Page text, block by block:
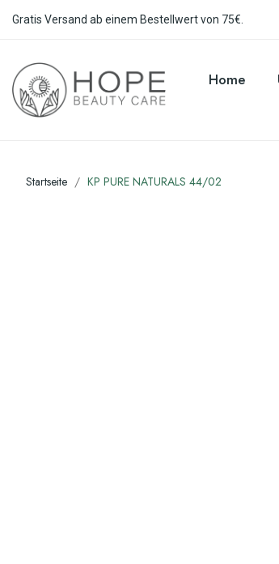
Gratis Versand ab einem Bestellwert von 75€.
Home
Startseite KP PURE NATURALS 44/02